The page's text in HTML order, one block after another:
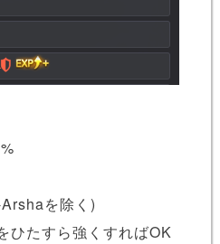
を除く)
ひたすら強くすればOK